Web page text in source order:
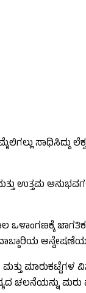
ಸಾಧಿಸಿದ್ದು
ಉತ್ತಮ
ಮಾರುಕಟ್ಟೆಗಳ
ಚಲನೆಯನ್ನು ಮರು